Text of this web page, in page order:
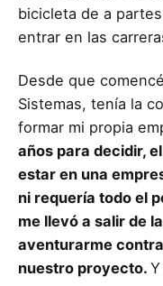
bicicleta de a
entrar en las
Desde que
Sistemas, tenía la
formar mi propia
años para decidir,
estar en una
ni requería todo el
me llevó a salir de
aventurarme
nuestro proyecto.